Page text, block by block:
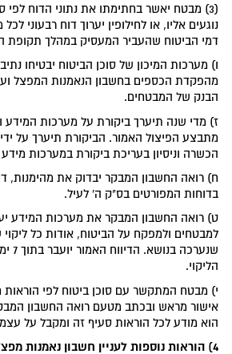
נוגעים אליו, או לחילופין יערוך דוח רבעוני
דמי הביטוח שהעביר המעסיק במהלך תקופת
ו) מערכות המיכון של סוכן הביטוח יבטיחו
מהפקדת הכספים בחשבון הנאמנות המפצל
הבנק של המבטחים.
ז) מדי שנה תיערך ביקורת על מערכות המידע
מתבצע הפיצול האמור. הביקורת תיערך על
הכשרה וניסיון בעריכת ביקורת במערכות
ח) רואה החשבון המבקר יבדוק את מהימנות,
בדוחות המפורטים בס"ק ה' לעיל.
ט) רואה החשבון המבקר את מערכות המידע
למבטחים ולמפקח על הביטוח, אודות כל
הליקוי.
י) מבטח המתקשר עם סוכן ביטוח לפי הוראות
אישור מראש ובכתב מטעם רואה החשבון
הוא מודע לכל הוראות סעיף זה ומקבל על
4) הוראות נוספות לעניין חשבון נאמנות